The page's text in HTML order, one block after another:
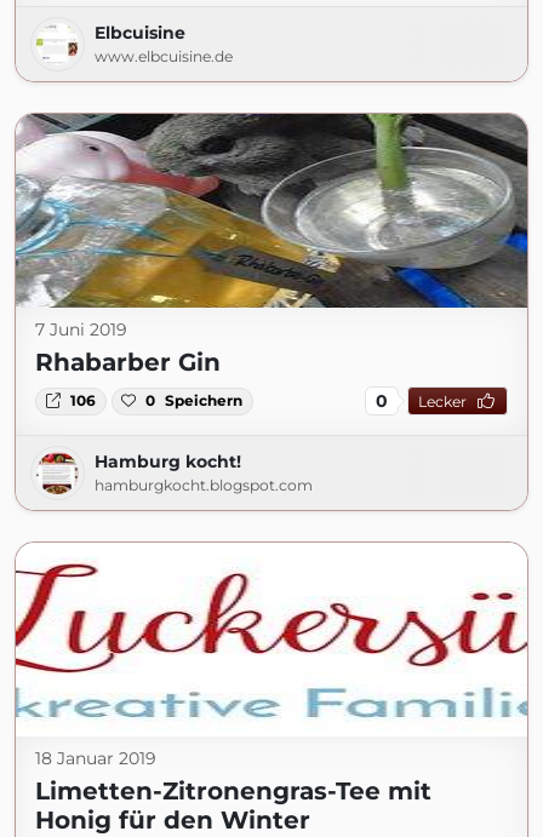
Elbcuisine
www.elbcuisine.de
7 Juni 2019
Rhabarber Gin
106 0 Speichern 0 Lecker
Hamburg kocht!
hamburgkocht.blogspot.com
18 Januar 2019
Limetten-Zitronengras-Tee mit
Honig für den Winter